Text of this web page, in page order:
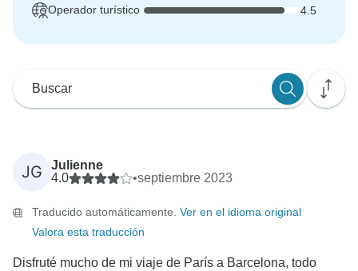
Operador turístico 4.5
JG
Julienne
4.0
•septiembre 2023
Traducido automáticamente. Ver en el idioma original
Valora esta traducción
Disfruté mucho de mi viaje de París a Barcelona, todo